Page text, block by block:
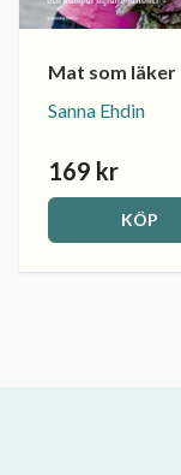
Mat som läker
Sanna Ehdin
169 kr
KÖP